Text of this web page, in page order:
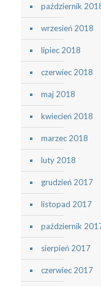
październik
wrzesień 2018
lipiec 2018
czerwiec 2018
maj 2018
kwiecień 2018
marzec 2018
luty 2018
grudzień 2017
listopad 2017
październik
sierpień 2017
czerwiec 2017